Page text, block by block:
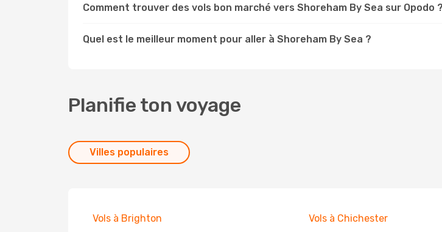
Comment trouver des vols bon marché vers Shoreham By Sea sur Opodo ?
Quel est le meilleur moment pour aller à Shoreham By Sea ?
Planifie ton voyage
Villes populaires
Vols à Brighton Vols à Chichester